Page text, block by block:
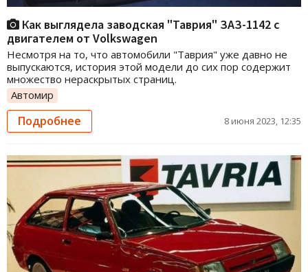
Как выглядела заводская "Таврия" ЗАЗ-1142 с
двигателем от Volkswagen
Несмотря на то, что автомобили "Таврия" уже давно не
выпускаются, история этой модели до сих пор содержит
множество нераскрытых страниц.
Автомир
Подробнее 8 июня 2023, 12:35